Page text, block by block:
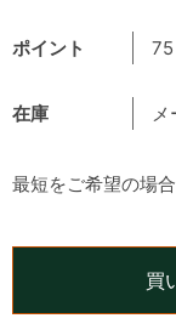
ポイント 75
在庫
最短をご希望の場